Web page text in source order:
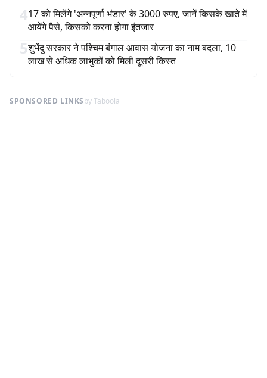
417 को मिलेंगे 'अन्नपूर्णा भंडार' के 3000 रुपए, जानें किसके खाते में
आयेंगे पैसे, किसको करना होगा इंतजार
5शुभेंदु सरकार ने पश्चिम बंगाल आवास योजना का नाम बदला, 10
लाख से अधिक लाभुकों को मिली दूसरी किस्त
SPONSORED LINKSby Taboola